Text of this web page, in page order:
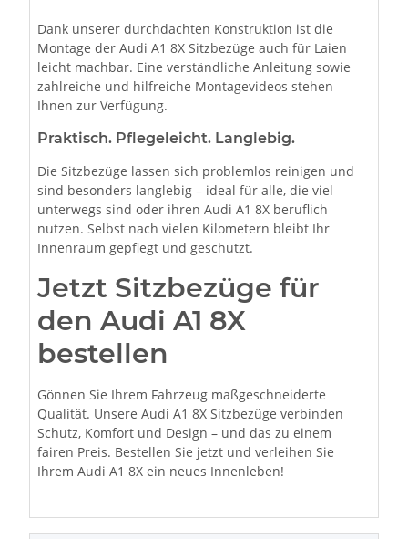
Dank unserer durchdachten Konstruktion ist die
Montage der Audi A1 8X Sitzbezüge auch für Laien
leicht machbar. Eine verständliche Anleitung sowie
zahlreiche und hilfreiche Montagevideos stehen
Ihnen zur Verfügung.
Praktisch. Pflegeleicht. Langlebig.
Die Sitzbezüge lassen sich problemlos reinigen und
sind besonders langlebig – ideal für alle, die viel
unterwegs sind oder ihren Audi A1 8X beruflich
nutzen. Selbst nach vielen Kilometern bleibt Ihr
Innenraum gepflegt und geschützt.
Jetzt Sitzbezüge für
den Audi A1 8X
bestellen
Gönnen Sie Ihrem Fahrzeug maßgeschneiderte
Qualität. Unsere Audi A1 8X Sitzbezüge verbinden
Schutz, Komfort und Design – und das zu einem
fairen Preis. Bestellen Sie jetzt und verleihen Sie
Ihrem Audi A1 8X ein neues Innenleben!